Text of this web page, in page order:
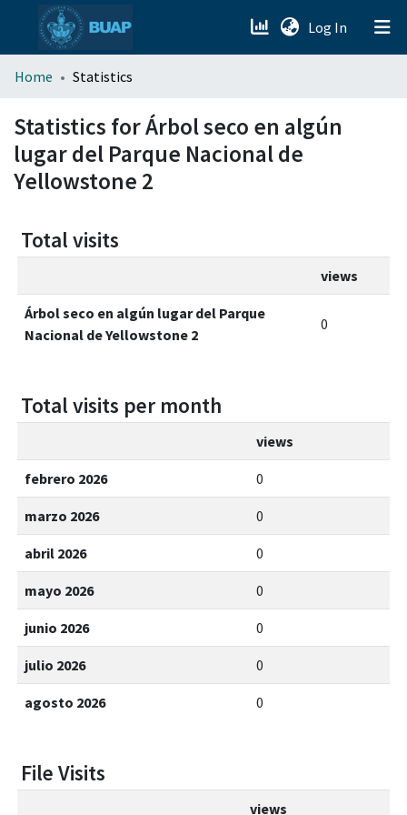
Log In (current)
menu.section.about_menu
All of DSpace
Home Statistics
Statistics for Árbol seco en algún
lugar del Parque Nacional de
Yellowstone 2
Total visits
views
Árbol seco en algún lugar del Parque
Nacional de Yellowstone 2
0
Total visits per month
views
febrero 2026 0
marzo 2026 0
abril 2026 0
mayo 2026 0
junio 2026 0
julio 2026 0
agosto 2026 0
File Visits
views